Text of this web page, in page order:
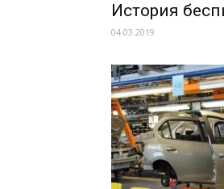
История
04.03.2019